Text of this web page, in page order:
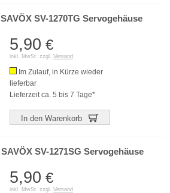
SAVÖX SV-1270TG Servogehäuse
5,90 €
inkl. MwSt. zzgl. Versand
Im Zulauf, in Kürze wieder
lieferbar
Lieferzeit ca. 5 bis 7 Tage*
In den Warenkorb
SAVÖX SV-1271SG Servogehäuse
5,90 €
inkl. MwSt. zzgl. Versand